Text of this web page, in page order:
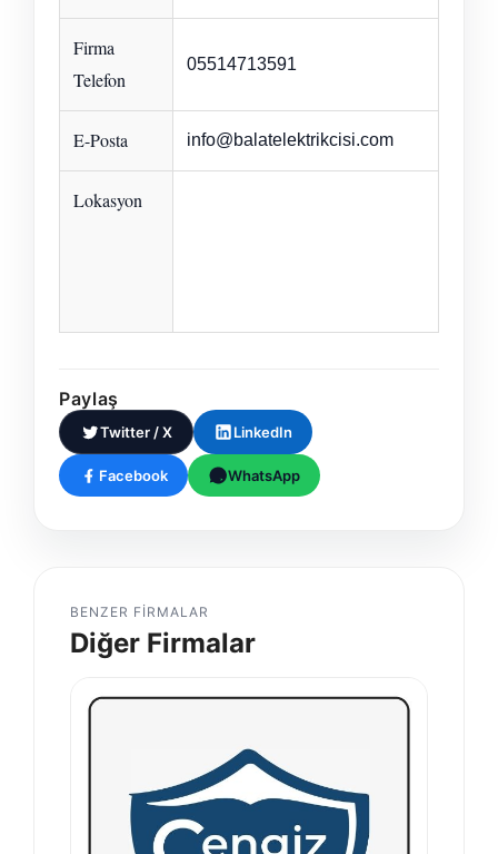
Firma
Telefon
05514713591
E-Posta info@balatelektrikcisi.com
Lokasyon
Paylaş
Twitter / X LinkedIn
Facebook WhatsApp
BENZER FIRMALAR
Diğer Firmalar